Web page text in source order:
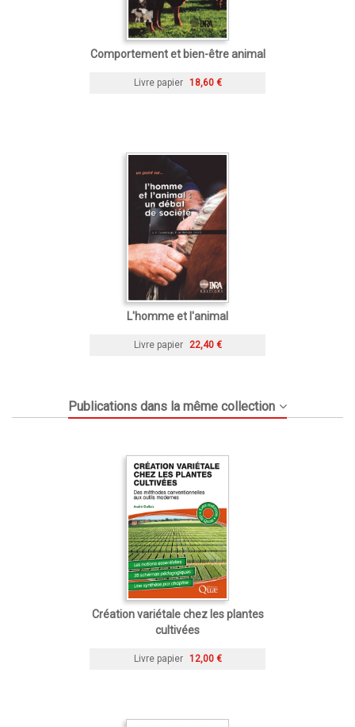
Comportement et bien-être animal
Livre papier 18,60 €
L'homme et l'animal
Livre papier 22,40 €
Publications dans la même collection
Création variétale chez les plantes
cultivées
Livre papier 12,00 €